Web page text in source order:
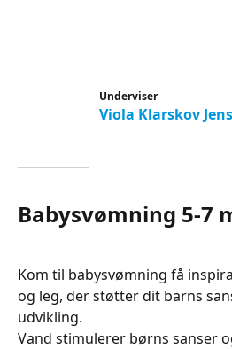
Underviser
Viola Klarskov
Babysvømning 5-7
Kom til babysvømning få
og leg, der støtter dit barns
udvikling.
Vand stimulerer børns sanser